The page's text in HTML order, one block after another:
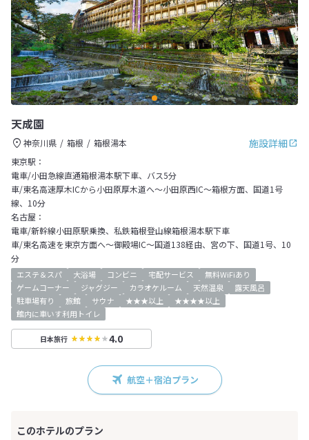
天成園
施設詳細
神奈川県 箱根
箱根湯本
東京駅：
電車/小田急線直通箱根湯本駅下車、バス5分
車/東名高速厚木ICから小田原厚木道へ～小田原西IC～箱根方面、国道1号
線、10分
名古屋：
電車/新幹線小田原駅乗換、私鉄箱根登山線箱根湯本駅下車
車/東名高速を東京方面へ～御殿場IC～国道138経由、宮の下、国道1号、10
分
エステ＆スパ 大浴場 コンビニ 宅配サービス
無料WiFiあり
ゲームコーナー
ジャグジー カラオケルーム 天然温泉
露天風呂
駐車場有り
旅館 サウナ ★★★以上
★★★★以上
館内に車いす利用トイレ
日本旅行 4.0
航空＋宿泊プラン